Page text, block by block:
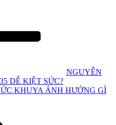
NGUYỄN
DỄ KIỆT SỨC?
KHUYA ẢNH HƯỞNG GÌ